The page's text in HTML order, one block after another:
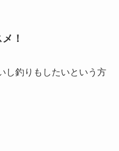
！
し釣りもしたいという方